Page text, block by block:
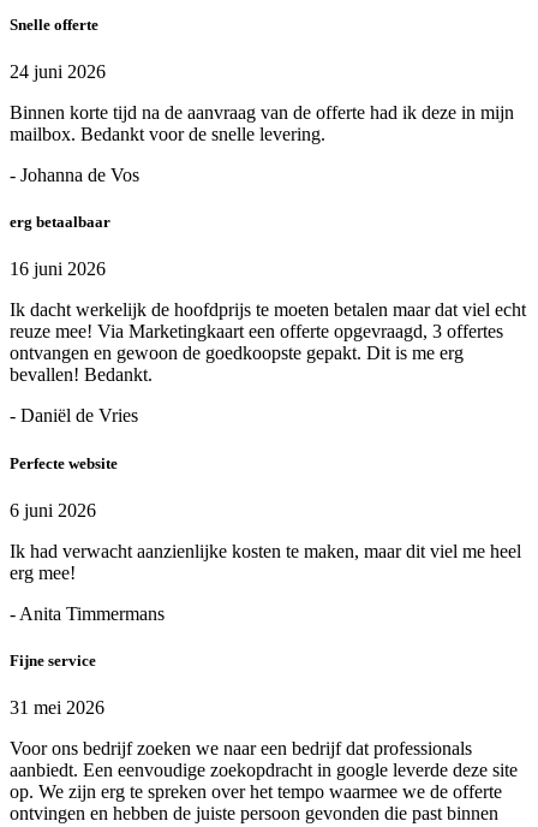
Snelle offerte
24 juni 2026
Binnen korte tijd na de aanvraag van de offerte had ik deze in mijn
mailbox. Bedankt voor de snelle levering.
- Johanna de Vos
erg betaalbaar
16 juni 2026
Ik dacht werkelijk de hoofdprijs te moeten betalen maar dat viel echt
reuze mee! Via Marketingkaart een offerte opgevraagd, 3 offertes
ontvangen en gewoon de goedkoopste gepakt. Dit is me erg
bevallen! Bedankt.
- Daniël de Vries
Perfecte website
6 juni 2026
Ik had verwacht aanzienlijke kosten te maken, maar dit viel me heel
erg mee!
- Anita Timmermans
Fijne service
31 mei 2026
Voor ons bedrijf zoeken we naar een bedrijf dat professionals
aanbiedt. Een eenvoudige zoekopdracht in google leverde deze site
op. We zijn erg te spreken over het tempo waarmee we de offerte
ontvingen en hebben de juiste persoon gevonden die past binnen